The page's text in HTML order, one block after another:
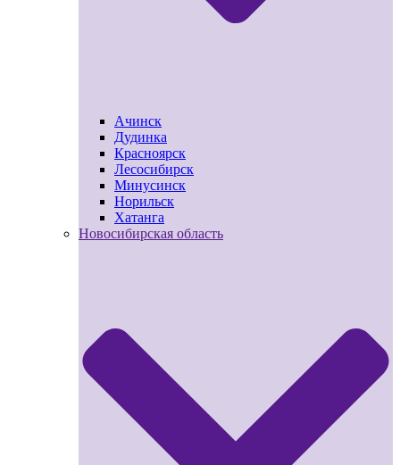
Ачинск
Дудинка
Красноярск
Лесосибирск
Минусинск
Норильск
Хатанга
Новосибирская область